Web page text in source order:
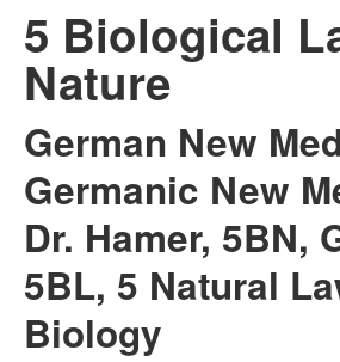
5 Biological
Nature
German New
Germanic New
Dr. Hamer, 5BN,
5BL, 5 Natural
Biology